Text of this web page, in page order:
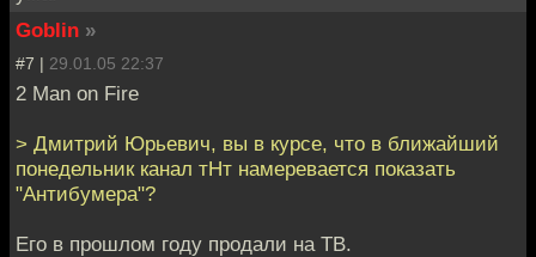
Goblin »
#7 | 29.01.05 22:37
2 Man on Fire
> Дмитрий Юрьевич, вы в курсе, что в ближайший
понедельник канал тНт намеревается показать
"Антибумера"?
Его в прошлом году продали на ТВ.